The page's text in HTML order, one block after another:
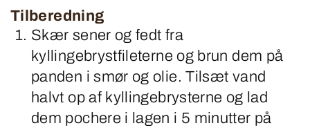
Tilberedning
Skær sener og fedt fra
kyllingebrystfileterne og brun dem på
panden i smør og olie. Tilsæt vand
halvt op af kyllingebrysterne og lad
dem pochere i lagen i 5 minutter på